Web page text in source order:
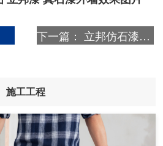
下一篇： 立邦仿石漆【陶彩石】案例效果图片之（滁州碧桂园翡丽庄园）
施工工程